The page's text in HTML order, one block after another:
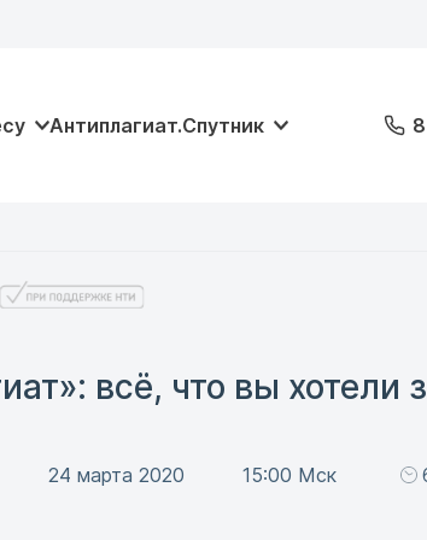
Антиплагиат.Спутник
всё, что вы хотели
24 марта 2020 15:00 Мск